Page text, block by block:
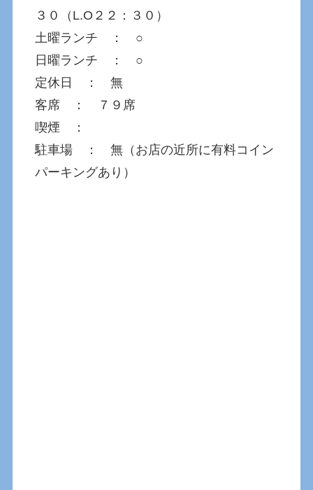
３０（L.O２２：３０）
土曜ランチ ： ○
日曜ランチ ： ○
定休日 ： 無
客席 ： ７９席
喫煙 ：
駐車場 ： 無（お店の近所に有料コイン
パーキングあり）